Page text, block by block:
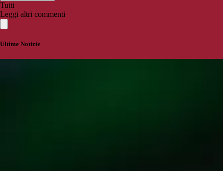
Tutti
Leggi altri commenti
Ultime Notizie